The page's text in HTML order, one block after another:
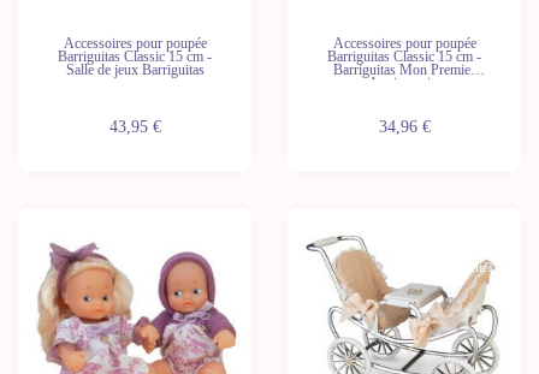
Accessoires pour poupée
Barriguitas Classic 15 cm -
Salle de jeux Barriguitas
43,95 €
Accessoires pour poupée
Barriguitas Classic 15 cm -
Barriguitas Mon Premier
Anniversaire
34,96 €
unités